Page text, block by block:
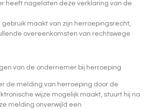
heeft nagelaten deze verklaring van de
maakt van zijn herroepingsrecht,
overeenkomsten van rechtswege
van de ondernemer bij herroeping
de melding van herroeping door de
wijze mogelijk maakt, stuurt hij na
melding onverwijld een